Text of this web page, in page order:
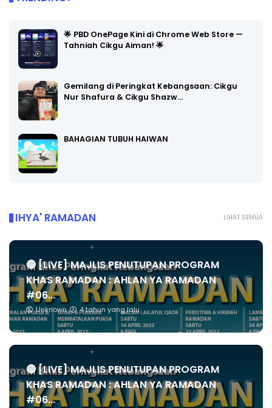
🌟 PBD OnePage Kini di Chrome Web Store —
Tahniah Cikgu Aiman! 🌟
Gemilang di Peringkat Kebangsaan: Cikgu
Nur Shafura & Cikgu Shazw…
BAHAGIAN TUBUH HAIWAN
LIHAT SEMUA
IHYA' RAMADAN
🔴 [LIVE] MAJLIS PENUTUPAN PROGRAM
KHAS RAMADAN : AHLAN YA RAMADAN
#06...
Unknown 4 tahun yang lalu
🔴 [LIVE] MAJLIS PENUTUPAN PROGRAM
KHAS RAMADAN : AHLAN YA RAMADAN
#06...